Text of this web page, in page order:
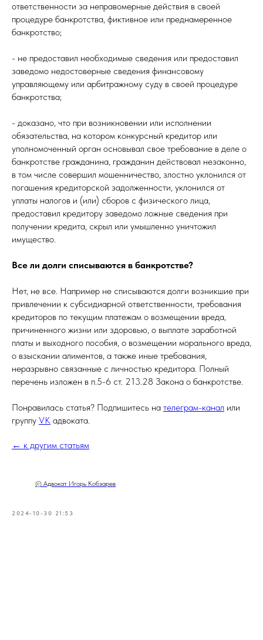
ответственности за неправомерные действия в своей
процедуре банкротства, фиктивное или преднамеренное
банкротство;
- не предоставил необходимые сведения или предоставил
заведомо недостоверные сведения финансовому
управляющему или арбитражному суду в своей процедуре
банкротства;
- доказано, что при возникновении или исполнении
обязательства, на котором конкурсный кредитор или
уполномоченный орган основывал свое требование в деле о
банкротстве гражданина, гражданин действовал незаконно,
в том числе совершил мошенничество, злостно уклонился от
погашения кредиторской задолженности, уклонился от
уплаты налогов и (или) сборов с физического лица,
предоставил кредитору заведомо ложные сведения при
получении кредита, скрыл или умышленно уничтожил
имущество.
Все ли долги списываются в банкротстве?
Нет, не все. Например не списываются долги возникшие при
привлечении к субсидиарной ответственности, требования
кредиторов по текущим платежам о возмещении вреда,
причиненного жизни или здоровью, о выплате заработной
платы и выходного пособия, о возмещении морального вреда,
о взыскании алиментов, а также иные требования,
неразрывно связанные с личностью кредитора. Полный
перечень изложен в п.5-6 ст. 213.28 Закона о банкротстве.
Понравилась статья? Подпишитесь на телеграм-канал или
группу VK адвоката.
← к другим статьям
© Адвокат Игорь Кобзарев
2024-10-30 21:53